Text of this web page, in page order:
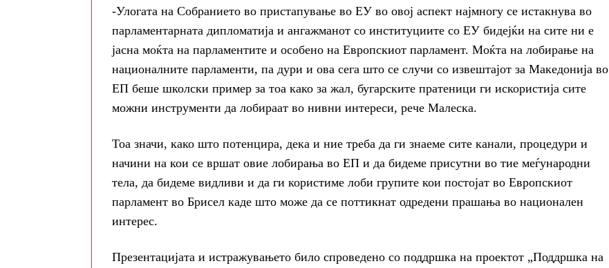
-Улогата на Собранието во пристапување во ЕУ во овој аспект најмногу се истакнува во
парламентарната дипломатија и ангажманот со институциите со ЕУ бидејќи на сите ни е
јасна моќта на парламентите и особено на Европскиот парламент. Моќта на лобирање на
националните парламенти, па дури и ова сега што се случи со извештајот за Македонија во
ЕП беше школски пример за тоа како за жал, бугарските пратеници ги искористија сите
можни инструменти да лобираат во нивни интереси, рече Малеска.
Тоа значи, како што потенцира, дека и ние треба да ги знаеме сите канали, процедури и
начини на кои се вршат овие лобирања во ЕП и да бидеме присутни во тие меѓународни
тела, да бидеме видливи и да ги користиме лоби групите кои постојат во Европскиот
парламент во Брисел каде што може да се поттикнат одредени прашања во национален
интерес.
Презентацијата и истражувањето било спроведено со поддршка на проектот „Поддршка на